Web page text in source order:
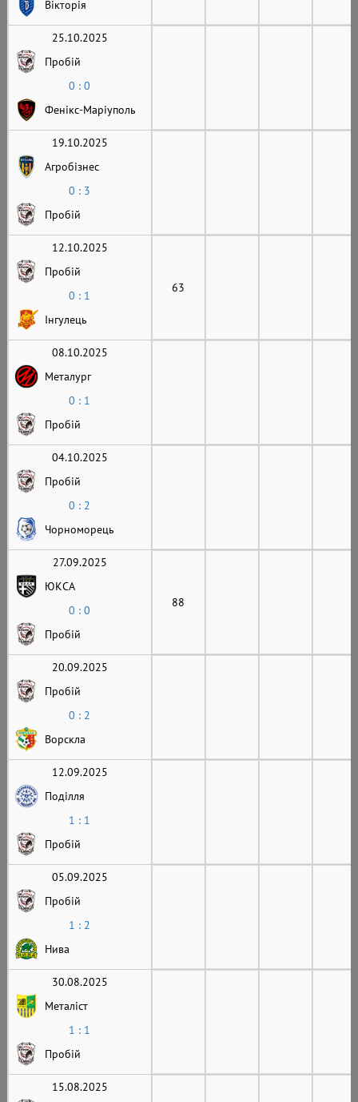
Вікторія
25.10.2025
Пробій
0 : 0
Фенікс-Маріуполь
19.10.2025
Агробізнес
0 : 3
Пробій
12.10.2025
Пробій
0 : 1
Інгулець
63
08.10.2025
Металург
0 : 1
Пробій
04.10.2025
Пробій
0 : 2
Чорноморець
27.09.2025
ЮКСА
0 : 0
Пробій
88
20.09.2025
Пробій
0 : 2
Ворскла
12.09.2025
Поділля
1 : 1
Пробій
05.09.2025
Пробій
1 : 2
Нива
30.08.2025
Металіст
1 : 1
Пробій
15.08.2025